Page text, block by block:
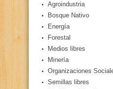
Agroindustria
Bosque Nativo
Energía
Forestal
Medios libres
Minería
Organizaciones
Semillas libres